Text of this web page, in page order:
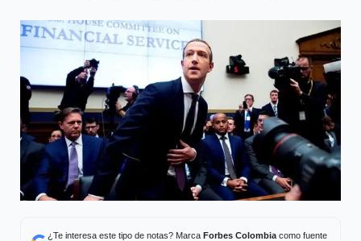
¿Te interesa este tipo de notas? Marca Forbes Colombiacomo fuente